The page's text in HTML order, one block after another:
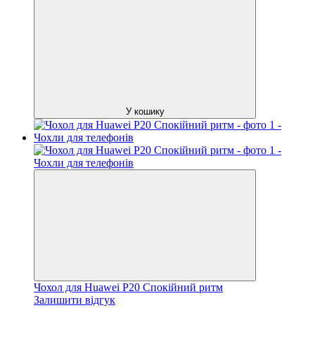
У кошику
Чохол для Huawei P20 Спокійний ритм
Залишити відгук